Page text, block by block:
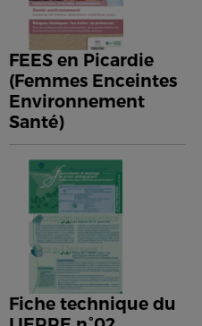
FEES en Picardie
(Femmes Enceintes
Environnement
Santé)
Fiche technique du